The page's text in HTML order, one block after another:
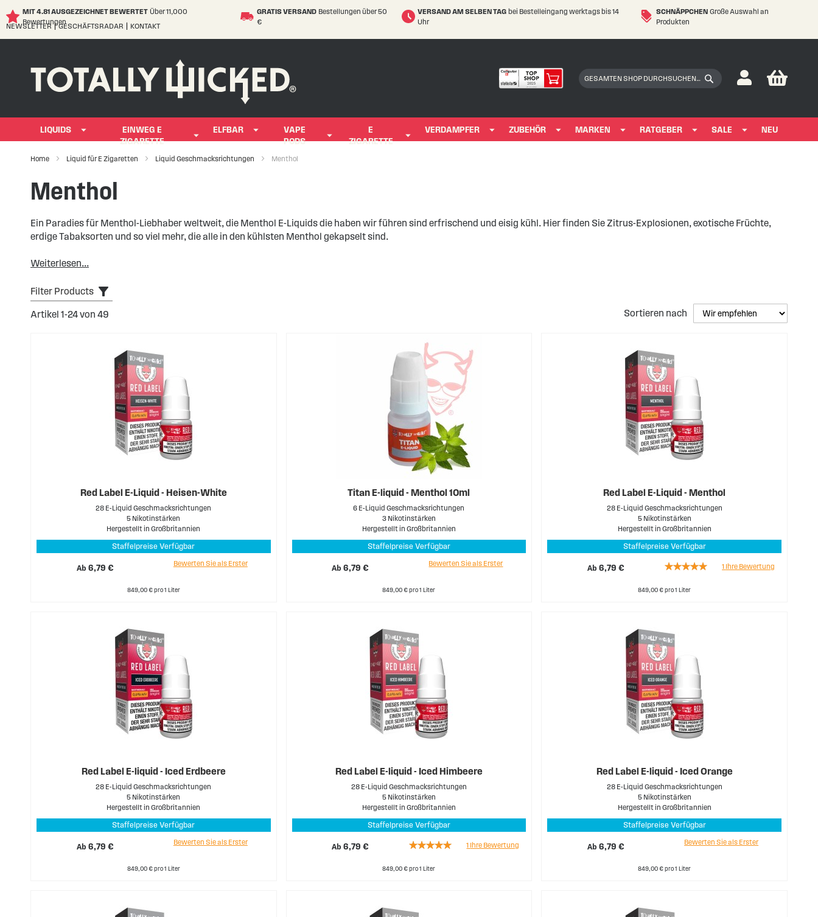
MIT 4.81 AUSGEZEICHNET BEWERTET Über 11,000
Bewertungen
GRATIS VERSAND Bestellungen über 50
€
VERSAND AM SELBEN TAG bei Bestelleingang werktags bis 14
Uhr
SCHNÄPPCHEN Große Auswahl an
Produkten
Skip
NEWSLETTER GESCHÄFTSRADAR KONTAKT
Suchen
My
LIQUIDS
EINWEG E
ZIGARETTE
ELFBAR
VAPE
PODS
E
ZIGARETTE
VERDAMPFER ZUBEHÖR MARKEN RATGEBER SALE NEU
Home Liquid für E Zigaretten Liquid Geschmacksrichtungen Menthol
Menthol
Ein Paradies für Menthol-Liebhaber weltweit, die Menthol E-Liquids die haben wir führen sind erfrischend und eisig kühl. Hier finden Sie Zitrus-Explosionen, exotische Früchte,
erdige Tabaksorten und so viel mehr, die alle in den kühlsten Menthol gekapselt sind.
Weiterlesen...
Filter Products
Artikel 1-24von 49 Sortieren nach
Red Label E-Liquid - Heisen-White
28 E-Liquid Geschmacksrichtungen
5 Nikotinstärken
Hergestellt in Großbritannien
Staffelpreise Verfügbar
Ab 6,79 €
Bewerten Sie als Erster
849,00 € pro 1 Liter
Titan E-liquid - Menthol 10ml
6 E-Liquid Geschmacksrichtungen
3 Nikotinstärken
Hergestellt in Großbritannien
Staffelpreise Verfügbar
Ab6,79 €
Bewerten Sie als Erster
849,00 € pro 1 Liter
Red Label E-Liquid - Menthol
28 E-Liquid Geschmacksrichtungen
5 Nikotinstärken
Hergestellt in Großbritannien
Staffelpreise Verfügbar
Ab 6,79 €
Rating:
1 Ihre Bewertung
849,00 € pro 1 Liter
Red Label E-liquid - Iced Erdbeere
28 E-Liquid Geschmacksrichtungen
5 Nikotinstärken
Hergestellt in Großbritannien
Staffelpreise Verfügbar
Ab 6,79 €
Bewerten Sie als Erster
849,00 € pro 1 Liter
Red Label E-liquid - Iced Himbeere
28 E-Liquid Geschmacksrichtungen
5 Nikotinstärken
Hergestellt in Großbritannien
Staffelpreise Verfügbar
Ab6,79 €
Rating:
1 Ihre Bewertung
849,00 € pro 1 Liter
Red Label E-liquid - Iced Orange
28 E-Liquid Geschmacksrichtungen
5 Nikotinstärken
Hergestellt in Großbritannien
Staffelpreise Verfügbar
Ab 6,79 €
Bewerten Sie als Erster
849,00 € pro 1 Liter